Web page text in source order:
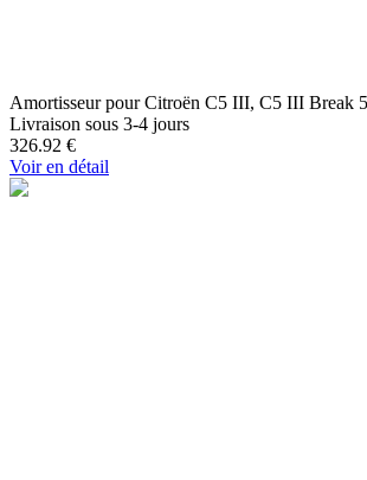
Amortisseur pour Citroën C5 III, C5 III Break
Livraison sous 3-4 jours
326.92 €
Voir en détail